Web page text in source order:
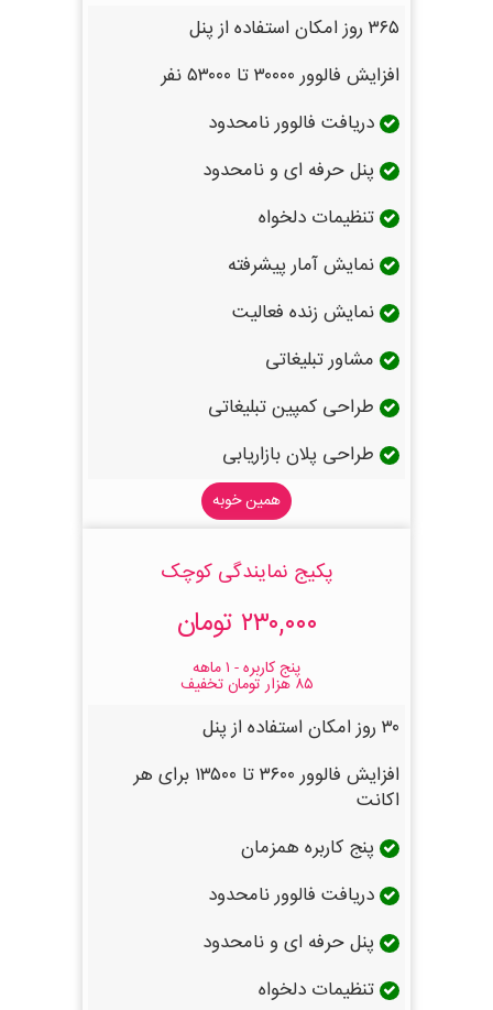
۳۶۵ روز امکان استفاده از پنل
افزایش فالوور ۳۰۰۰۰ تا ۵۳۰۰۰ نفر
دریافت فالوور نامحدود
پنل حرفه ای و نامحدود
تنظیمات دلخواه
نمایش آمار پیشرفته
نمایش زنده فعالیت
مشاور تبلیغاتی
طراحی کمپین تبلیغاتی
طراحی پلان بازاریابی
همین خوبه
پکیج نمایندگی کوچک
۲۳۰,۰۰۰ تومان
پنج کاربره - ۱ ماهه
۸۵ هزار تومان تخفیف
۳۰ روز امکان استفاده از پنل
افزایش فالوور ۳۶۰۰ تا ۱۳۵۰۰ برای هر
اکانت
پنج کاربره همزمان
دریافت فالوور نامحدود
پنل حرفه ای و نامحدود
تنظیمات دلخواه